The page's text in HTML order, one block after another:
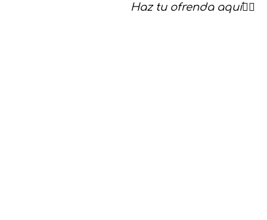
Haz tu ofrenda aquí☝🏻